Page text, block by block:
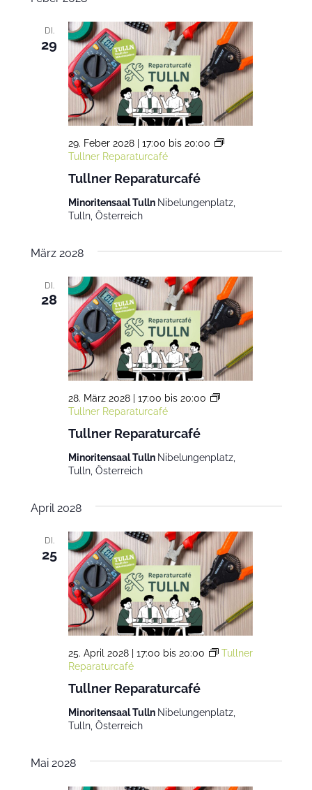
DI.
29
Tullner Reparaturcafé
29. Feber 2028 | 17:00 bis 20:00
Tullner Reparaturcafé
Minoritensaal Tulln Nibelungenplatz,
Tulln, Österreich
März 2028
DI.
28
Tullner Reparaturcafé
28. März 2028 | 17:00 bis 20:00
Tullner Reparaturcafé
Minoritensaal Tulln Nibelungenplatz,
Tulln, Österreich
April 2028
DI.
25
Tullner Reparaturcafé
25. April 2028 | 17:00 bis 20:00
Tullner
Reparaturcafé
Minoritensaal Tulln Nibelungenplatz,
Tulln, Österreich
Mai 2028